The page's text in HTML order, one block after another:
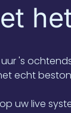
's
echt
uw live